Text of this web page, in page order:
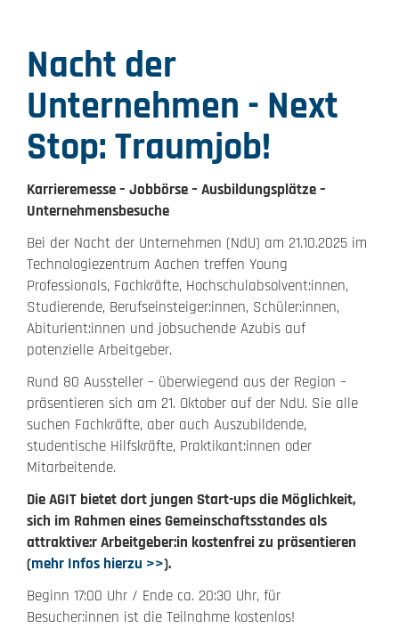
Nacht der
Unternehmen - Next
Stop: Traumjob!
Karrieremesse – Jobbörse – Ausbildungsplätze –
Unternehmensbesuche
Bei der Nacht der Unternehmen (NdU) am 21.10.2025 im
Technologiezentrum Aachen treffen Young
Professionals, Fachkräfte, Hochschulabsolvent:innen,
Studierende, Berufseinsteiger:innen, Schüler:innen,
Abiturient:innen und jobsuchende Azubis auf
potenzielle Arbeitgeber.
Rund 80 Aussteller – überwiegend aus der Region –
präsentieren sich am 21. Oktober auf der NdU. Sie alle
suchen Fachkräfte, aber auch Auszubildende,
studentische Hilfskräfte, Praktikant:innen oder
Mitarbeitende.
Die AGIT bietet dort jungen Start-ups die Möglichkeit,
sich im Rahmen eines Gemeinschaftsstandes als
attraktive:r Arbeitgeber:in kostenfrei zu präsentieren
(mehr Infos hierzu >>).
Beginn 17:00 Uhr / Ende ca. 20:30 Uhr, für
Besucher:innen ist die Teilnahme kostenlos!